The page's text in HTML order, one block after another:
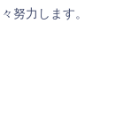
々 努力 し ます。